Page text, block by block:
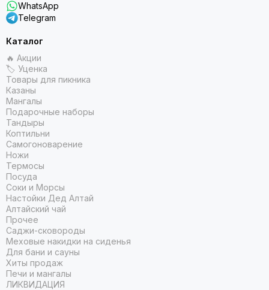
WhatsApp
Telegram
Каталог
🔥 Акции
🏷 Уценка
Товары для пикника
Казаны
Мангалы
Подарочные наборы
Тандыры
Коптильни
Самогоноварение
Ножи
Термосы
Посуда
Соки и Морсы
Настойки Дед Алтай
Алтайский чай
Прочее
Саджи-сковороды
Меховые накидки на сиденья
Для бани и сауны
Хиты продаж
Печи и мангалы
ЛИКВИДАЦИЯ